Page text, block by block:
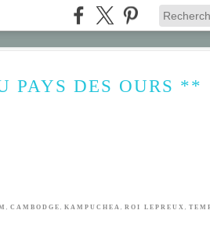
PAYS DES OURS **
, CAMBODGE , KAMPUCHEA , ROI LEPREUX ,